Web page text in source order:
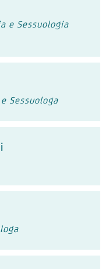
e Sessuologia
Sessuologa